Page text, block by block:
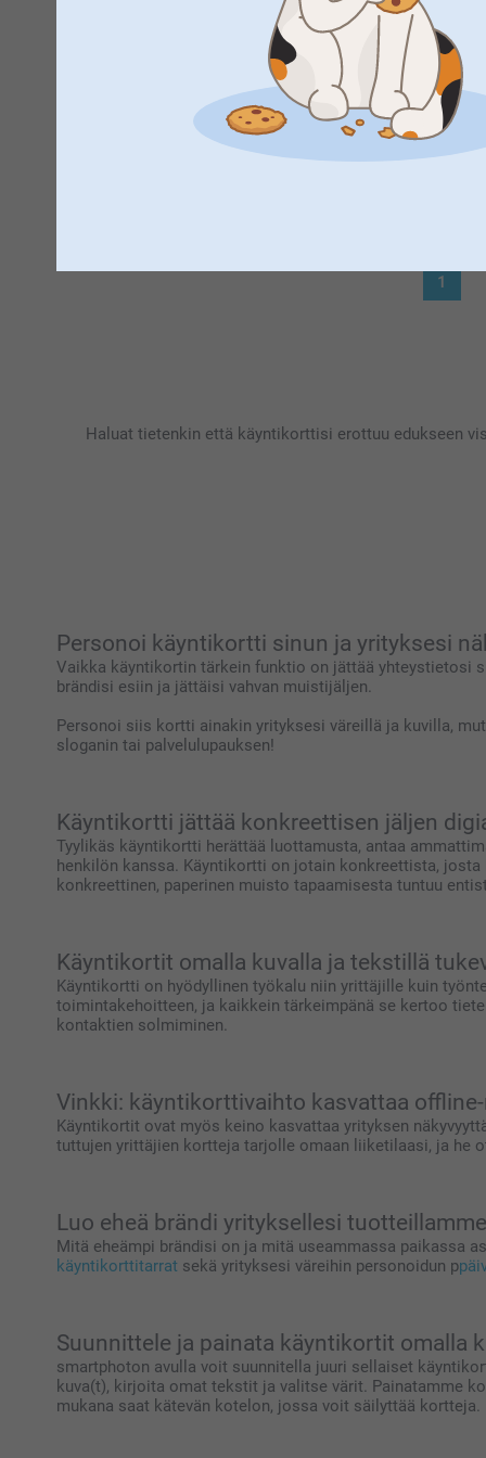
lopputuloksesta ja että se vastasi odotuksia.
Toivottavasti näemme pian taas smartphoto.fi -
Johanna, Smartphoto
Ihan Hyvä Tuote ihmiselle, joka osaa hyödyntää käyntikorttia
Lämpimin kiitoksin,
1
Haluat tietenkin että käyntikorttisi erottuu edukseen
Personoi käyntikortti sinun ja yrityksesi
Vaikka käyntikortin tärkein funktio on jättää yhteystietosi
brändisi esiin ja jättäisi vahvan muistijäljen.
Personoi siis kortti ainakin yrityksesi väreillä ja kuvilla,
sloganin tai palvelulupauksen!
Käyntikortti jättää konkreettisen jäljen
Tyylikäs käyntikortti herättää luottamusta, antaa
henkilön kanssa. Käyntikortti on jotain konkreettista,
konkreettinen, paperinen muisto tapaamisesta tuntuu
Käyntikortit omalla kuvalla ja tekstillä
Käyntikortti on hyödyllinen työkalu niin yrittäjille kuin
toimintakehoitteen, ja kaikkein tärkeimpänä se kertoo
kontaktien solmiminen.
Vinkki: käyntikorttivaihto kasvattaa
Käyntikortit ovat myös keino kasvattaa yrityksen
tuttujen yrittäjien kortteja tarjolle omaan liiketilaasi, ja he
Luo eheä brändi yrityksellesi tuotteillamme
Mitä eheämpi brändisi on ja mitä useammassa paikassa
käyntikorttitarrat sekä yrityksesi väreihin personoidun p
Suunnittele ja painata käyntikortit omalla
smartphoton avulla voit suunnitella juuri sellaiset
kuva(t), kirjoita omat tekstit ja valitse värit. Painatamme
mukana saat kätevän kotelon, jossa voit säilyttää kortteja.